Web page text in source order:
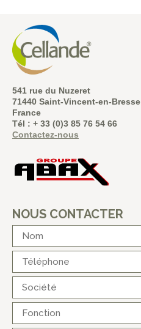
541 rue du Nuzeret
71440 Saint-Vincent-en-Bresse
France
Tél : + 33 (0)3 85 76 54 66
Contactez-nous
NOUS CONTACTER